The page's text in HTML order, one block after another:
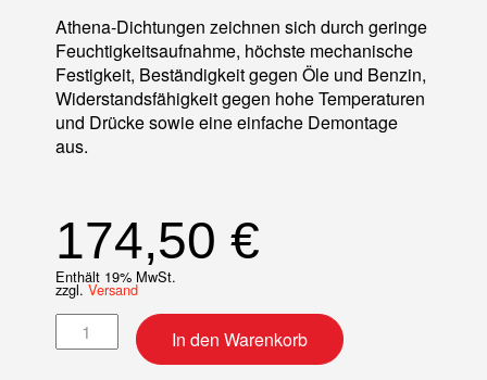
Athena-Dichtungen zeichnen sich durch geringe
Feuchtigkeitsaufnahme, höchste mechanische
Festigkeit, Beständigkeit gegen Öle und Benzin,
Widerstandsfähigkeit gegen hohe Temperaturen
und Drücke sowie eine einfache Demontage
aus.
174,50 €
Enthält 19% MwSt.
zzgl. Versand
Motordichtsatz + Simmerringe Menge
In den Warenkorb